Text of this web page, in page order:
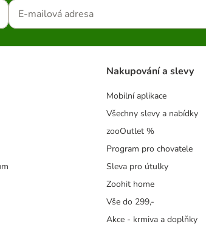
Nakupování a slevy
Mobilní aplikace
Všechny slevy a nabídky
zooOutlet %
Program pro chovatele
Sleva pro útulky
Zoohit home
Vše do 299,-
Akce - krmiva a doplňky